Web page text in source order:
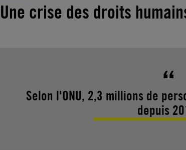
Une crise des droits
Selon l'ONU, 2,3 millions de
depuis